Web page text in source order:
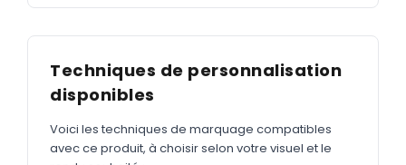
Techniques de personnalisation
disponibles
Voici les techniques de marquage compatibles
avec ce produit, à choisir selon votre visuel et le